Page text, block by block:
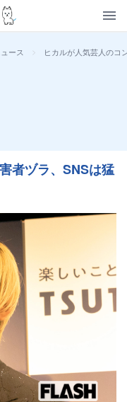
ース > ヒカルが人気芸人のコ
者ヅラ、SNSは猛